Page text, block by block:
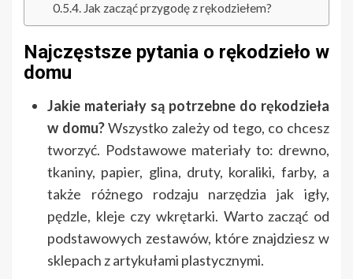
Jak zacząć przygodę z rękodziełem?
Najczęstsze pytania o rękodzieło w
domu
Jakie materiały są potrzebne do rękodzieła
w domu?Wszystko zależy od tego, co chcesz
tworzyć. Podstawowe materiały to: drewno,
tkaniny, papier, glina, druty, koraliki, farby, a
także różnego rodzaju narzędzia jak igły,
pędzle, kleje czy wkrętarki. Warto zacząć od
podstawowych zestawów, które znajdziesz w
sklepach z artykułami plastycznymi.